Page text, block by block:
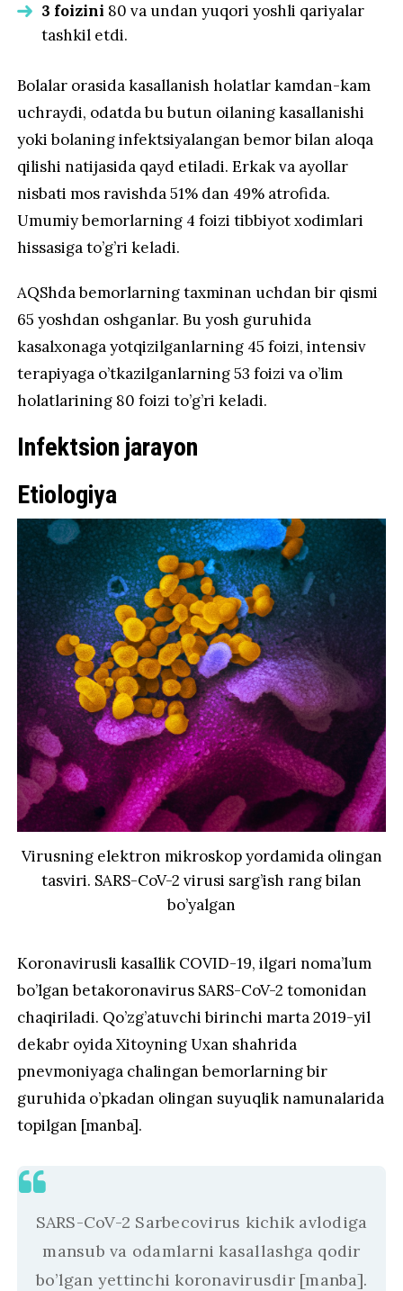
3 foizini 80 va undan yuqori yoshli qariyalar
tashkil etdi.
Bolalar orasida kasallanish holatlar kamdan-kam
uchraydi, odatda bu butun oilaning kasallanishi
yoki bolaning infektsiyalangan bemor bilan aloqa
qilishi natijasida qayd etiladi. Erkak va ayollar
nisbati mos ravishda 51% dan 49% atrofida.
Umumiy bemorlarning 4 foizi tibbiyot xodimlari
hissasiga to’g’ri keladi.
AQShda bemorlarning taxminan uchdan bir qismi
65 yoshdan oshganlar. Bu yosh guruhida
kasalxonaga yotqizilganlarning 45 foizi, intensiv
terapiyaga o’tkazilganlarning 53 foizi va o’lim
holatlarining 80 foizi to’g’ri keladi.
Infektsion jarayon
Etiologiya
Virusning elektron mikroskop yordamida olingan
tasviri. SARS-CoV-2 virusi sarg’ish rang bilan
bo’yalgan
Koronavirusli kasallik COVID-19, ilgari noma’lum
bo’lgan betakoronavirus SARS-CoV-2 tomonidan
chaqiriladi. Qo’zg’atuvchi birinchi marta 2019-yil
dekabr oyida Xitoyning Uxan shahrida
pnevmoniyaga chalingan bemorlarning bir
guruhida o’pkadan olingan suyuqlik namunalarida
topilgan [manba].
SARS-CoV-2 Sarbecovirus kichik avlodiga
mansub va odamlarni kasallashga qodir
bo’lgan yettinchi koronavirusdir [manba].